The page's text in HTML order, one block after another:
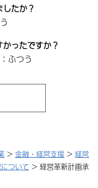
たか？
ったですか？
ふつう
> 金融・経営支援 > 経営
ついて > 経営革新計画承